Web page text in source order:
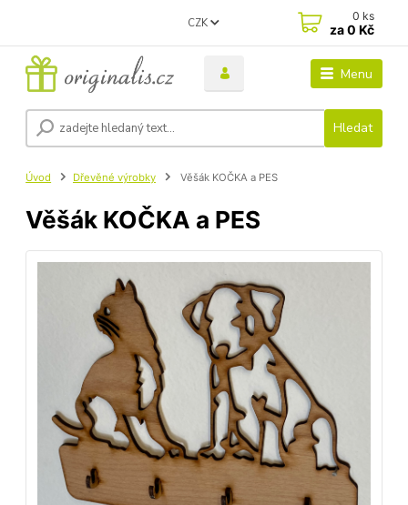
Menu
CZK
Hledat
0 ks
za0 Kč
Úvod Dřevěné výrobky Věšák KOČKA a PES
Věšák KOČKA a PES